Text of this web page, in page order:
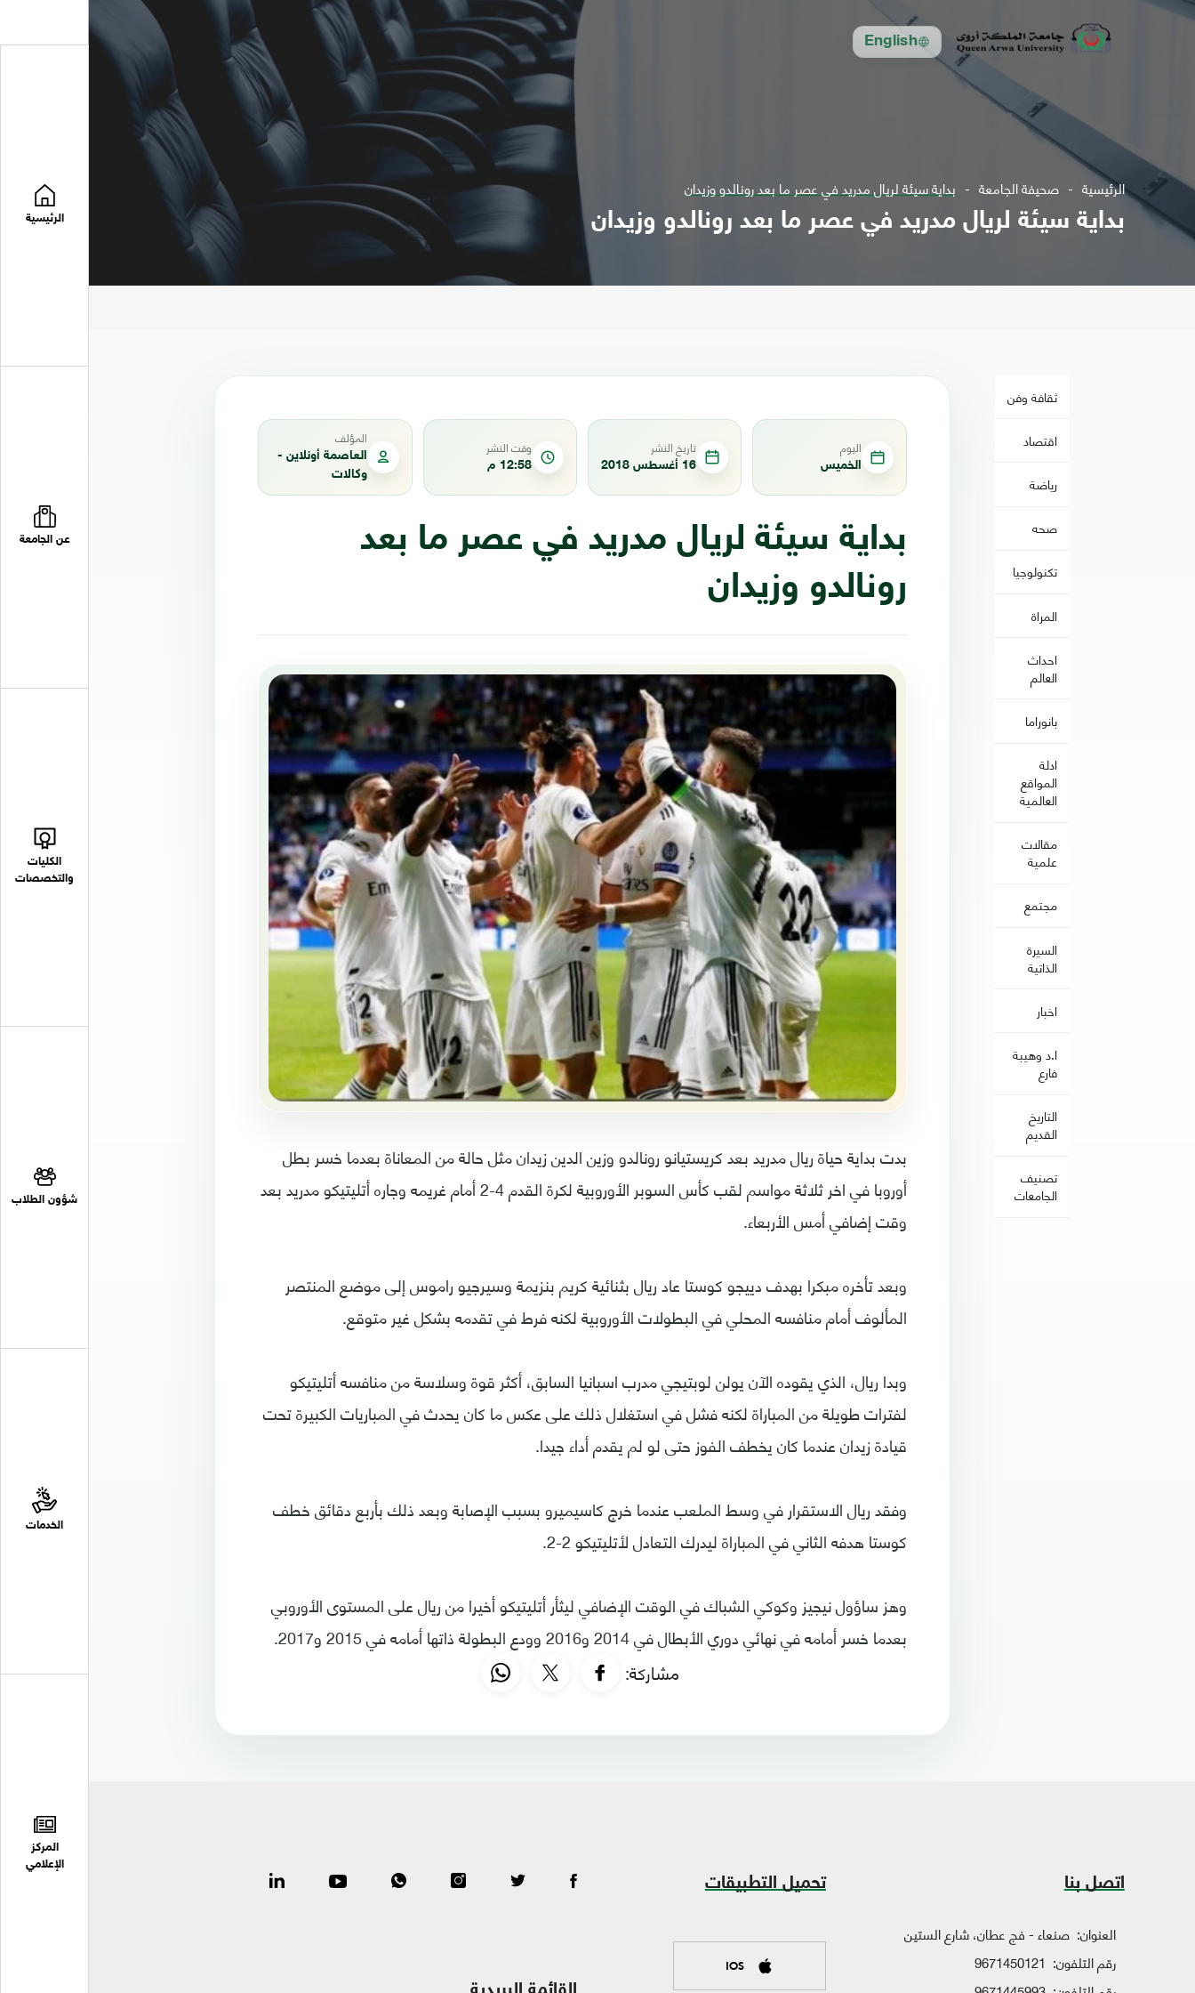
English
الرئيسية
عن الجامعة
الكليات
والتخصصات
شؤون الطلاب
الخدمات
المركز
الإعلامي
الرئيسية صحيفة الجامعة بداية سيئة لريال مدريد في عصر ما بعد رونالدو وزيدان
بداية سيئة لريال مدريد في عصر ما بعد رونالدو وزيدان
ثقافة وفن
اقتصاد
رياضة
صحه
تكنولوجيا
المراة
احداث
العالم
بانوراما
ادلة
المواقع
العالمية
مقالات
علمية
مجتمع
السيرة
الذاتية
اخبار
ا.د وهيبة
فارع
التاريخ
القديم
تصنيف
الجامعات
اليوم
الخميس
تاريخ النشر
16 أغسطس 2018
وقت النشر
12:58 م
المؤلف
العاصمة أونلاين -
وكالات
بداية سيئة لريال مدريد في عصر ما بعد
رونالدو وزيدان
بدت بداية حياة ريال مدريد بعد كريستيانو رونالدو وزين الدين زيدان مثل حالة من المعاناة بعدما خسر بطل
أوروبا في اخر ثلاثة مواسم لقب كأس السوبر الأوروبية لكرة القدم 4-2 أمام غريمه وجاره أتليتيكو مدريد بعد
وقت إضافي أمس الأربعاء.
وبعد تأخره مبكرا بهدف دييجو كوستا عاد ريال بثنائية كريم بنزيمة وسيرجيو راموس إلى موضع المنتصر
المألوف أمام منافسه المحلي في البطولات الأوروبية لكنه فرط في تقدمه بشكل غير متوقع.
وبدا ريال، الذي يقوده الآن يولن لوبتيجي مدرب اسبانيا السابق، أكثر قوة وسلاسة من منافسه أتليتيكو
لفترات طويلة من المباراة لكنه فشل في استغلال ذلك على عكس ما كان يحدث في المباريات الكبيرة تحت
قيادة زيدان عندما كان يخطف الفوز حتى لو لم يقدم أداء جيدا.
وفقد ريال الاستقرار في وسط الملعب عندما خرج كاسيميرو بسبب الإصابة وبعد ذلك بأربع دقائق خطف
كوستا هدفه الثاني في المباراة ليدرك التعادل لأتليتيكو 2-2.
وهز ساؤول نيجيز وكوكي الشباك في الوقت الإضافي ليثأر أتليتيكو أخيرا من ريال على المستوى الأوروبي
بعدما خسر أمامه في نهائي دوري الأبطال في 2014 و2016 وودع البطولة ذاتها أمامه في 2015 و2017.
مشاركة:
اتصل بنا
العنوان: صنعاء - فج عطان، شارع الستين
رقم التلفون: 9671450121
تحميل التطبيقات
IOS